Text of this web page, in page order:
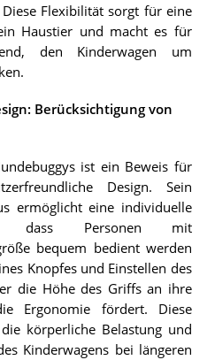
Flexibilität sorgt für eine
Haustier und macht es für
den Kinderwagen um
Berücksichtigung von
ist ein Beweis für
Design. Sein
ermöglicht eine individuelle
dass Personen mit
bequem bedient werden
Knopfes und Einstellen des
die Höhe des Griffs an ihre
Ergonomie fördert. Diese
körperliche Belastung und
Kinderwagens bei längeren